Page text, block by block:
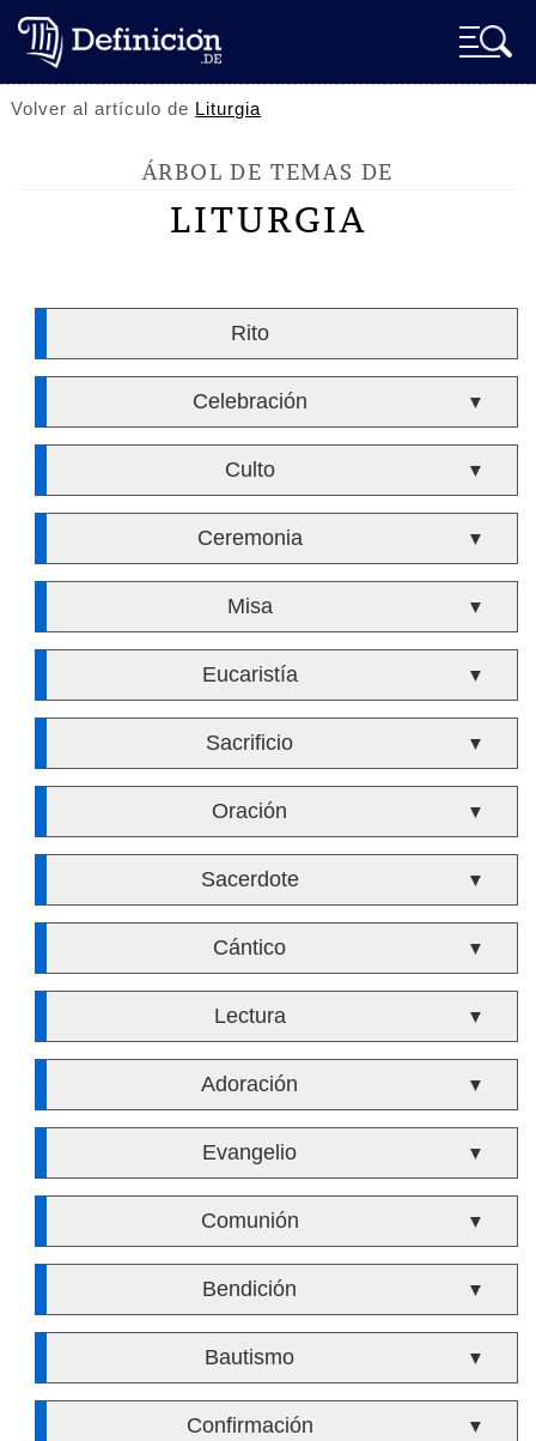
Volver al artículo de Liturgia
ÁRBOL DE TEMAS DE
LITURGIA
Rito
Celebración ▼
Culto ▼
Ceremonia ▼
Misa ▼
Eucaristía ▼
Sacrificio ▼
Oración ▼
Sacerdote ▼
Cántico ▼
Lectura ▼
Adoración ▼
Evangelio ▼
Comunión ▼
Bendición ▼
Bautismo ▼
Confirmación ▼